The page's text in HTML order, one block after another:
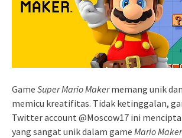
Game Super Mario Makermemang unik
memicu kreatifitas. Tidak ketinggalan,
Twitter account @Moscow17 ini
yang sangat unik dalam game Mario Maker